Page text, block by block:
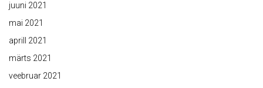
juuni 2021
mai 2021
aprill 2021
märts 2021
veebruar 2021